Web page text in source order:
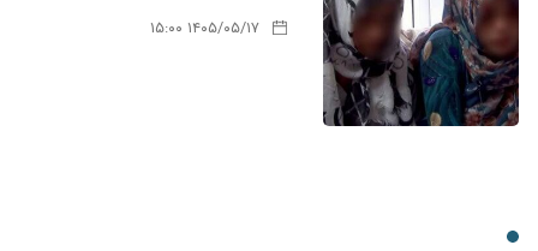
۱۴۰۵/۰۵/۱۷ ۱۵:۰۰